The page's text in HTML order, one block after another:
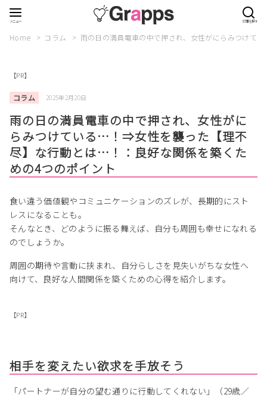
Home コラム 雨の日の満員電車の中で押され、女性がにらみつけて
【PR】
コラム 2025年2月20日
雨の日の満員電車の中で押され、女性がに
らみつけている…！⇒女性を襲った【理不
尽】な行動とは…！：良好な関係を築くた
めの4つのポイント
食い違う価値観やコミュニケーションのズレが、長期的にスト
レスになることも。
そんなとき、どのように振る舞えば、自分も周囲も幸せになれる
のでしょうか。
周囲の期待や言動に挟まれ、自分らしさを見失いがちな女性へ
向けて、良好な人間関係を築くための心得を紹介します。
【PR】
相手を変えたい欲求を手放そう
「パートナーが自分の望む通りに行動してくれない」（29歳／